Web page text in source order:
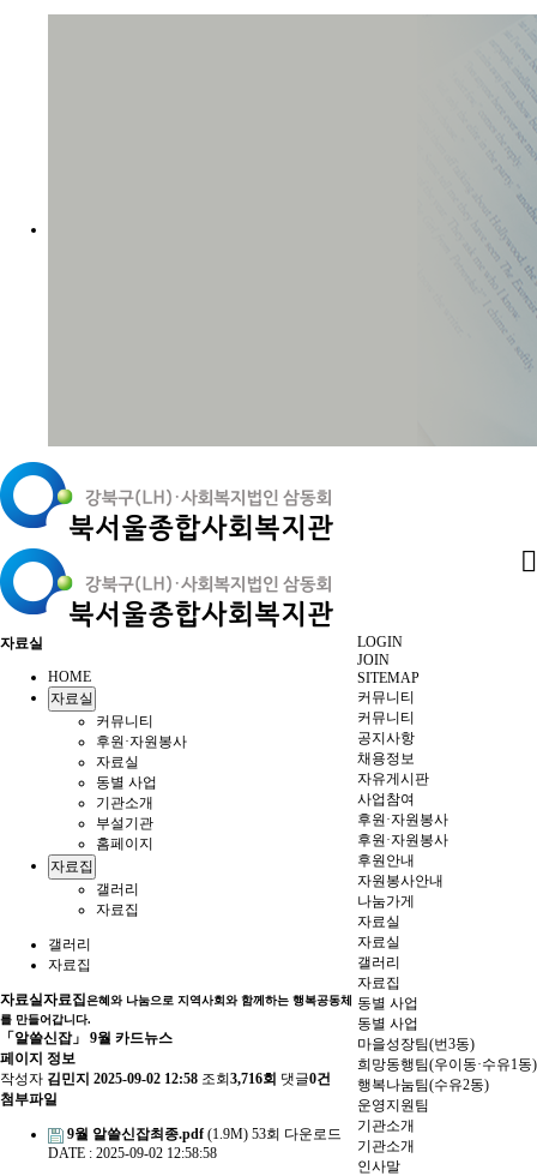
LOGIN
JOIN
SITEMAP
커뮤니티
커뮤니티
공지사항
채용정보
자유게시판
사업참여
후원·자원봉사
후원·자원봉사
후원안내
자원봉사안내
나눔가게
자료실
자료실
갤러리
자료집
동별 사업
동별 사업
마을성장팀(번3동)
희망동행팀(우이동·수유1동)
행복나눔팀(수유2동)
운영지원팀
기관소개
기관소개
인사말
자료실
HOME
자료실
커뮤니티
후원·자원봉사
자료실
동별 사업
기관소개
부설기관
홈페이지
자료집
갤러리
자료집
갤러리
자료집
자료실자료집은혜와 나눔으로 지역사회와 함께하는 행복공동체
를 만들어갑니다.
「알쓸신잡」 9월 카드뉴스
페이지 정보
작성자 김민지 2025-09-02 12:58 조회 3,716회 댓글0건
첨부파일
9월 알쓸신잡최종.pdf(1.9M) 53회 다운로드
DATE : 2025-09-02 12:58:58